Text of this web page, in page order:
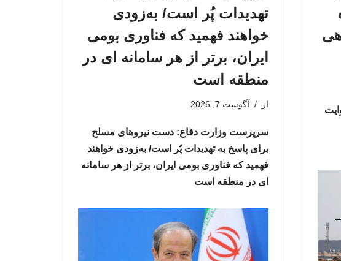
به روایت
تهدیدات پُر است/ به‌زودی
خواهند فهمید که فناوری بومی
ایران، برتر از هر سامانه ای در
منطقه است
از آگوست 7, 2026
سرپرست وزارت دفاع: دست نیروهای مسلح
برای پاسخ به تهدیدات پُر است/ به‌زودی خواهند
فهمید که فناوری بومی ایران، برتر از هر سامانه
ای در منطقه است